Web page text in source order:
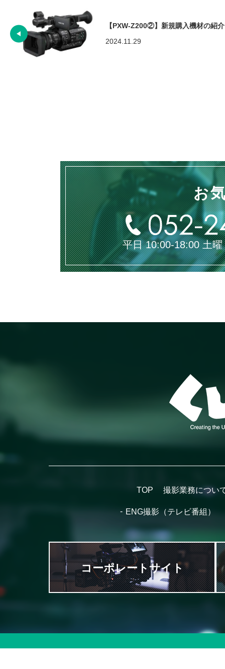
【PXW-Z200②】新規購入機材の紹介
2024.11.29
お
平日 10:00-18:00 土
TOP 撮影業務につい
ENG撮影（テレビ番組）
コーポレートサイト